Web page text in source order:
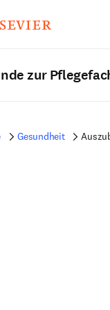
zur
Gesundheit